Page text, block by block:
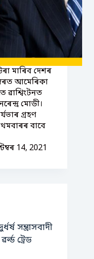
মাৰিব দেশৰ
আমেৰিকা
ৱাশ্বিংটনত
মোডী।
গ্ৰহণ
বাবে
14, 2021
সন্ত্ৰাসবাদী
ট্ৰেড